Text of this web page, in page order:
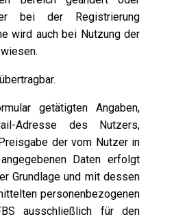
bei der Registrierung
wird auch bei Nutzung der
getätigten Angaben,
Adresse des Nutzers,
der vom Nutzer in
Daten erfolgt
Grundlage und mit dessen
personenbezogenen
ausschließlich für den